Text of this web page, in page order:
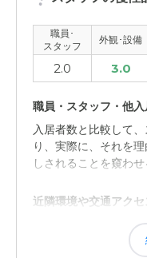
職員･
スタッフ
外観･設備
2.0 3.0
職員・スタッフ・他
入居者数と比較して
り、実際に、それを
しされることを窺わせ
近隣環境や交通アク
関係者の居宅から近
本数が少ないバス便